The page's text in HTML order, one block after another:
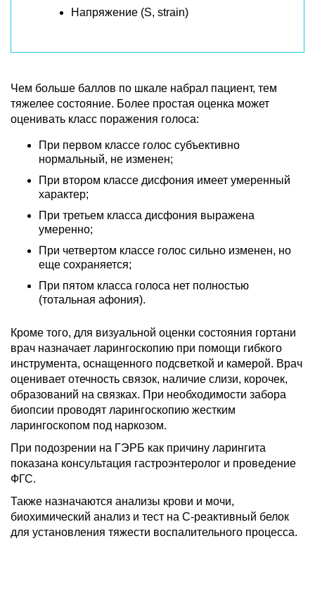
Напряжение (S, strain)
Чем больше баллов по шкале набрал пациент, тем
тяжелее состояние. Более простая оценка может
оценивать класс поражения голоса:
При первом классе голос субъективно
нормальный, не изменен;
При втором классе дисфония имеет умеренный
характер;
При третьем класса дисфония выражена
умеренно;
При четвертом классе голос сильно изменен, но
еще сохраняется;
При пятом класса голоса нет полностью
(тотальная афония).
Кроме того, для визуальной оценки состояния гортани
врач назначает ларингоскопию при помощи гибкого
инструмента, оснащенного подсветкой и камерой. Врач
оценивает отечность связок, наличие слизи, корочек,
образований на связках. При необходимости забора
биопсии проводят ларингоскопию жестким
ларингоскопом под наркозом.
При подозрении на ГЭРБ как причину ларингита
показана консультация гастроэнтеролог и проведение
ФГС.
Также назначаются анализы крови и мочи,
биохимический анализ и тест на С-реактивный белок
для установления тяжести воспалительного процесса.